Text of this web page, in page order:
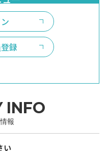
録
INFO
報
い